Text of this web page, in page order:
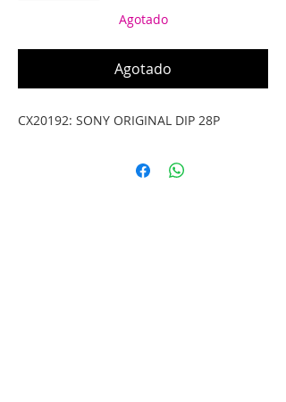
Agotado
Agotado
CX20192: SONY ORIGINAL DIP 28P